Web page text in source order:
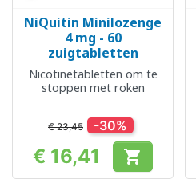
NiQuitin Minilozenge
4 mg - 60
zuigtabletten
Nicotinetabletten om te
stoppen met roken
€ 23,45 -30%
Prijs
€ 16,41 